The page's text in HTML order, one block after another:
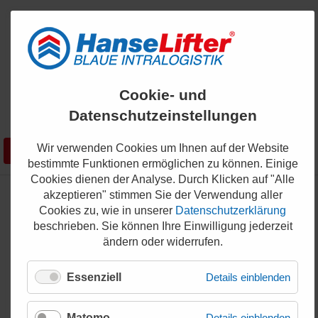
Cookie- und
Datenschutzeinstellungen
Wir verwenden Cookies um Ihnen auf der Website
bestimmte Funktionen ermöglichen zu können. Einige
Cookies dienen der Analyse. Durch Klicken auf "Alle
akzeptieren" stimmen Sie der Verwendung aller
Cookies zu, wie in unserer Datenschutzerklärung
beschrieben. Sie können Ihre Einwilligung jederzeit
ändern oder widerrufen.
Essenziell Details einblenden
ENGLISH
KONTAKT
SHOP Suchen
Spieler der SG Bremen-Ost
sagen Danke
17.08.2023
Ereignisreiche Saison